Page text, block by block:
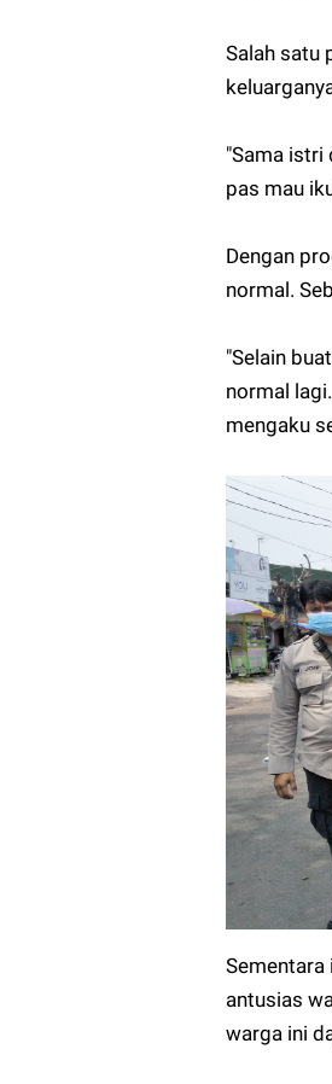
Salah satu
"Sama istri
pas mau
Dengan
normal.
"Selain
normal
mengaku
Sementara
antusias
warga ini